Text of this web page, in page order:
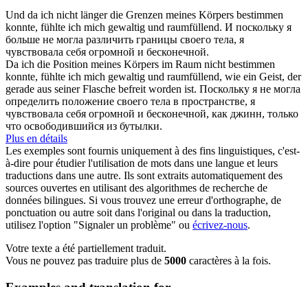
Und da ich nicht länger die Grenzen meines Körpers bestimmen
konnte, fühlte ich mich gewaltig und raumfüllend. И поскольку я
больше не могла различить границы своего тела, я
чувствовала себя огромной и бесконечной.
Da ich die Position meines Körpers im Raum nicht bestimmen
konnte, fühlte ich mich gewaltig und raumfüllend, wie ein Geist, der
gerade aus seiner Flasche befreit worden ist. Поскольку я не могла
определить положение своего тела в пространстве, я
чувствовала себя огромной и бесконечной, как джинн, только
что освободившийся из бутылки.
Plus en détails
Les exemples sont fournis uniquement à des fins linguistiques, c'est-
à-dire pour étudier l'utilisation de mots dans une langue et leurs
traductions dans une autre. Ils sont extraits automatiquement des
sources ouvertes en utilisant des algorithmes de recherche de
données bilingues. Si vous trouvez une erreur d'orthographe, de
ponctuation ou autre soit dans l'original ou dans la traduction,
utilisez l'option "Signaler un problème" ou écrivez-nous.
Votre texte a été partiellement traduit.
Vous ne pouvez pas traduire plus de 5000 caractères à la fois.